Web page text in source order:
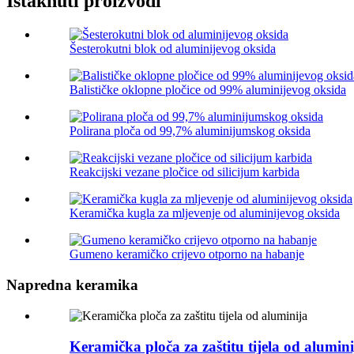
Šesterokutni blok od aluminijevog oksida
Balističke oklopne pločice od 99% aluminijevog oksida
Polirana ploča od 99,7% aluminijumskog oksida
Reakcijski vezane pločice od silicijum karbida
Keramička kugla za mljevenje od aluminijevog oksida
Gumeno keramičko crijevo otporno na habanje
Napredna keramika
Keramička ploča za zaštitu tijela od